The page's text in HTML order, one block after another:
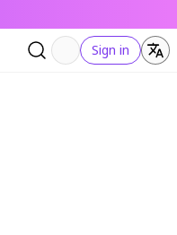
Sign in